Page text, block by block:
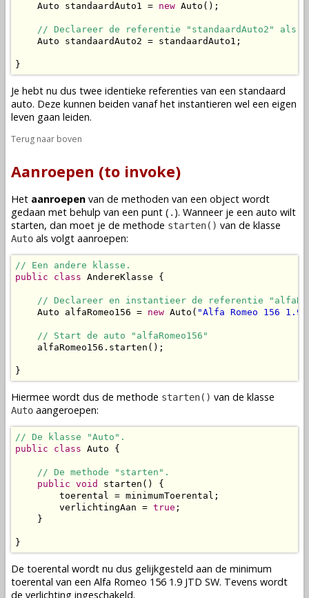
    Auto standaardAuto1 =
new Auto();
// Declareer de referentie "standaardAuto2" als
    Auto standaardAuto2 = standaardAuto1;
}
Je hebt nu dus twee identieke referenties van een standaard
auto. Deze kunnen beiden vanaf het instantieren wel een eigen
leven gaan leiden.
Terug naar boven
Aanroepen (to invoke)
Het aanroepen van de methoden van een object wordt
gedaan met behulp van een punt ( . ). Wanneer je een auto wilt
starten, dan moet je de methode starten() van de klasse
Auto als volgt aanroepen:
// Een andere klasse.
public
class AndereKlasse {
// Declareer en instantieer de referentie
    Auto alfaRomeo156 =
new Auto( "Alfa Romeo 156 1.9
// Start de auto "alfaRomeo156"
    alfaRomeo156.starten();
}
Hiermee wordt dus de methode starten() van de klasse
Auto aangeroepen:
// De klasse "Auto".
public
class Auto {
// De methode "starten".
public void
starten() {
        toerental = minimumToerental;
        verlichtingAan =
true ;
    }
}
De toerental wordt nu dus gelijkgesteld aan de minimum
toerental van een Alfa Romeo 156 1.9 JTD SW. Tevens wordt
de verlichting ingeschakeld.